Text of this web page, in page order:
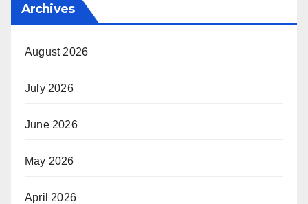
Archives
August 2026
July 2026
June 2026
May 2026
April 2026